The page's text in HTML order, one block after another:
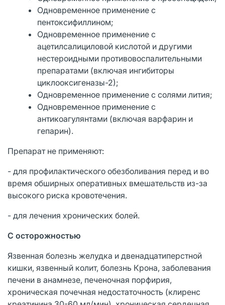
Одновременное применение с
пентоксифиллином;
Одновременное применение с
ацетилсалициловой кислотой и другими
нестероидными противовоспалительными
препаратами (включая ингибиторы
циклооксигеназы-2);
Одновременное применение с солями лития;
Одновременное применение с
антикоагулянтами (включая варфарин и
гепарин).
Препарат не применяют:
- для профилактического обезболивания перед и во
время обширных оперативных вмешательств из-за
высокого риска кровотечения.
- для лечения хронических болей.
С осторожностью
Язвенная болезнь желудка и двенадцатиперстной
кишки, язвенный колит, болезнь Крона, заболевания
печени в анамнезе, печеночная порфирия,
хроническая почечная недостаточность (клиренс